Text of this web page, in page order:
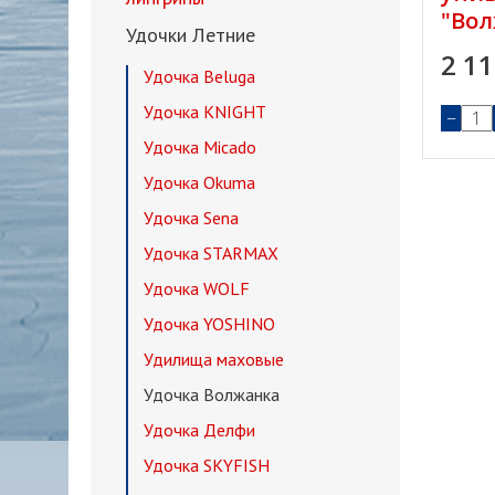
Удочки Летние
Удочка Beluga
Удочка KNIGHT
Удочка Micado
Удочка Okuma
Удочка Sena
Удочка STARMAX
Удочка WOLF
Удочка YOSHINO
Удилища маховые
Удочка Волжанка
Удочка Делфи
Удочка SKYFISH
2
−